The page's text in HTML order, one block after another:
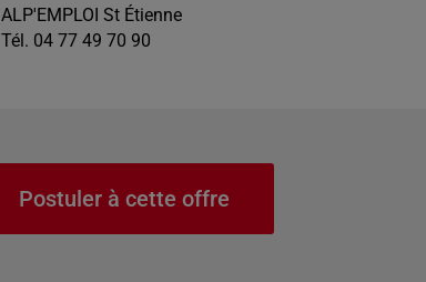
ALP'EMPLOI St Étienne
Tél. 04 77 49 70 90
Postuler à cette offre